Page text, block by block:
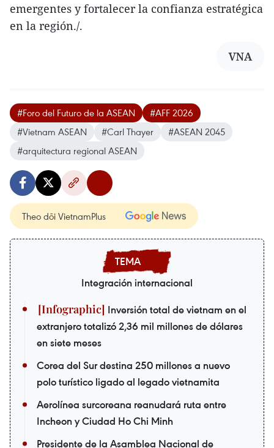
emergentes y fortalecer la confianza estratégica
en la región./.
VNA
#Foro del Futuro de la ASEAN
#AFF 2026
#Vietnam ASEAN
#Carl Thayer
#ASEAN 2045
#arquitectura regional ASEAN
Theo dõi VietnamPlus
Integración internacional
Inversión total de vietnam en el
extranjero totalizó 2,36 mil millones de dólares
en siete meses
Corea del Sur destina 250 millones a nuevo
polo turístico ligado al legado vietnamita
Aerolínea surcoreana reanudará ruta entre
Incheon y Ciudad Ho Chi Minh
Presidente de la Asamblea Nacional de